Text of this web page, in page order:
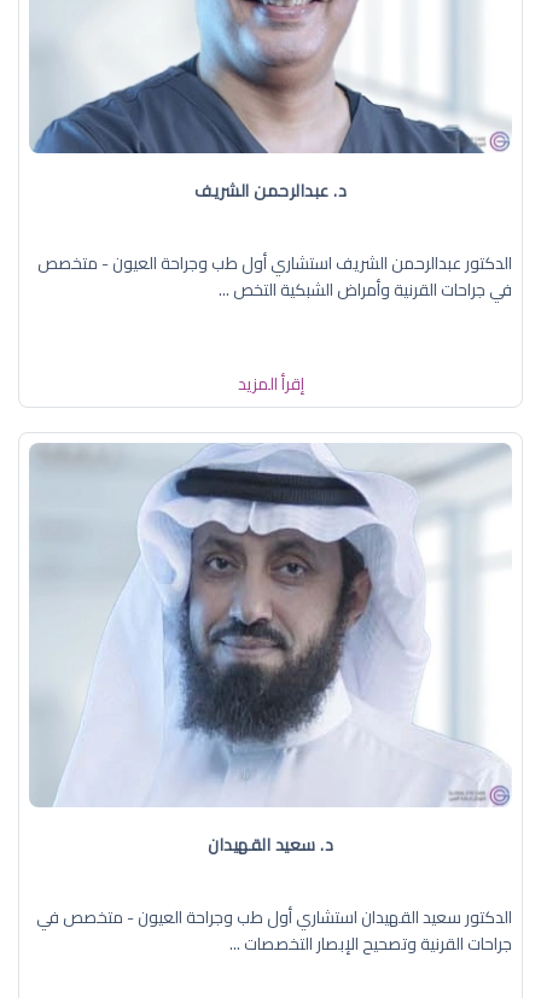
د. عبدالرحمن الشريف
الدكتور عبدالرحمن الشريف استشاري أول طب وجراحة العيون - متخصص
في جراحات القرنية وأمراض الشبكية التخص ...
إقرأ المزيد
د. سعيد القهيدان
الدكتور سعيد القهيدان استشاري أول طب وجراحة العيون - متخصص في
جراحات القرنية وتصحيح الإبصار التخصصات ...